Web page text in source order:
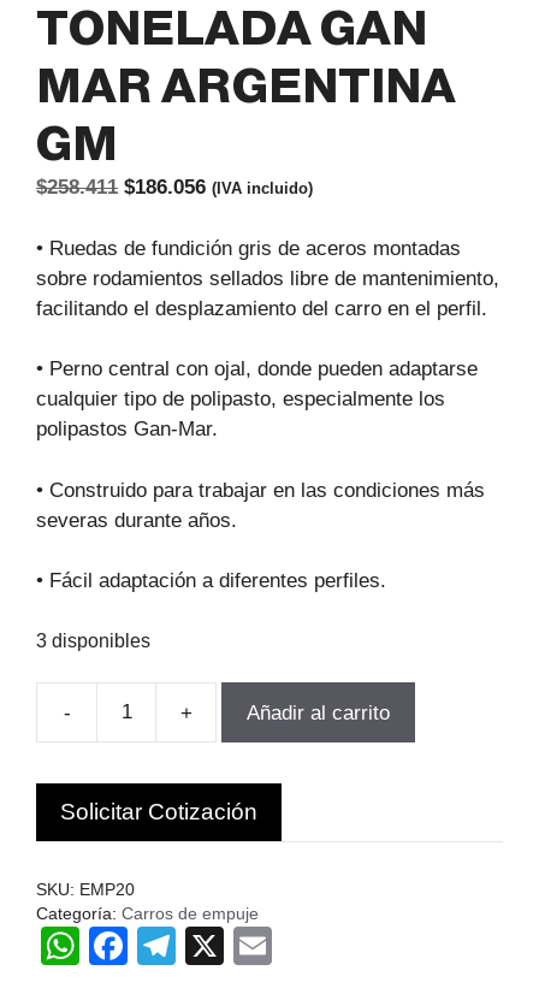
TONELADA GAN
MAR ARGENTINA
GM
$258.411 El
original
era:
$258.411.
$186.056El
actual
es:
$186.056.
(IVA incluido)
• Ruedas de fundición gris de aceros montadas
sobre rodamientos sellados libre de mantenimiento,
facilitando el desplazamiento del carro en el perfil.
• Perno central con ojal, donde pueden adaptarse
cualquier tipo de polipasto, especialmente los
polipastos Gan-Mar.
• Construido para trabajar en las condiciones más
severas durante años.
• Fácil adaptación a diferentes perfiles.
3 disponibles
-
CARROS
EMPUJE
2
TONELADA
MAR
ARGENTINA
GM
+ Añadir al carrito
Solicitar Cotización
SKU: EMP20
Categoría: Carros de empuje
W
F
T
X